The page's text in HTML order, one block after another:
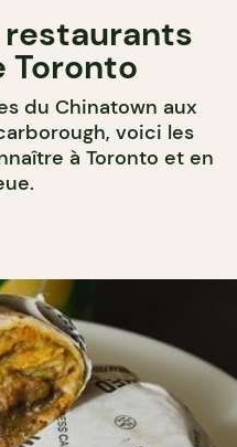
Toronto
du Chinatown aux
voici les
à Toronto et en